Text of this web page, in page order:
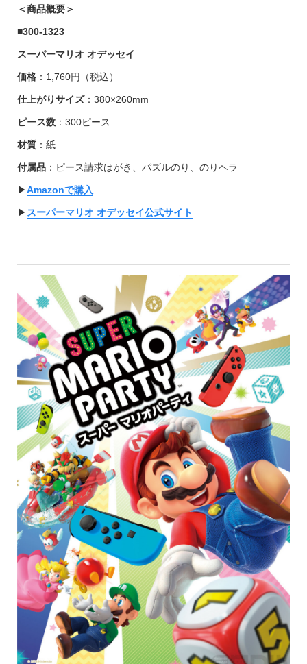
＜商品概要＞
■300-1323
スーパーマリオ オデッセイ
価格：1,760円（税込）
仕上がりサイズ：380×260mm
ピース数：300ピース
材質：紙
付属品：ピース請求はがき、パズルのり、のりヘラ
▶︎Amazonで購入
▶︎ スーパーマリオ オデッセイ公式サイト